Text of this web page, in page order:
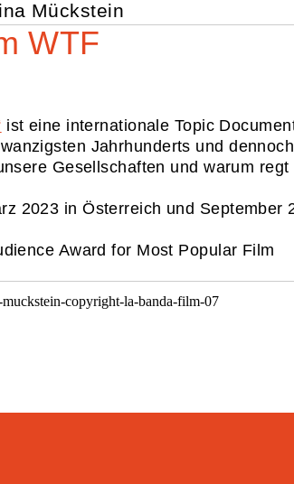
Mückstein
WTF
ist eine internationale Topic
Jahrhunderts und
Gesellschaften und warum
2023 in Österreich und September
Award for Most Popular Film